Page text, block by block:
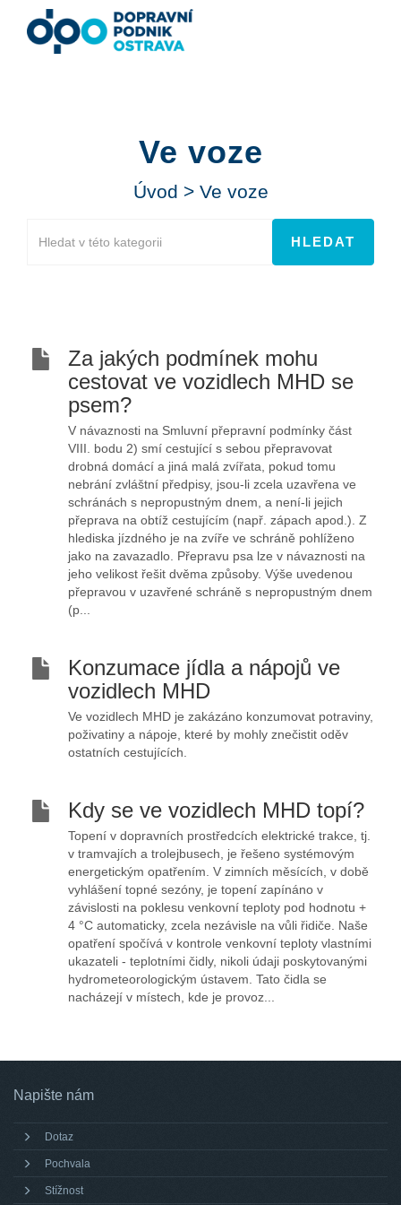
Ve voze
Úvod > Ve voze
Za jakých podmínek mohu
cestovat ve vozidlech MHD se
psem?
V návaznosti na Smluvní přepravní podmínky část
VIII. bodu 2) smí cestující s sebou přepravovat
drobná domácí a jiná malá zvířata, pokud tomu
nebrání zvláštní předpisy, jsou-li zcela uzavřena ve
schránách s nepropustným dnem, a není-li jejich
přeprava na obtíž cestujícím (např. zápach apod.). Z
hlediska jízdného je na zvíře ve schráně pohlíženo
jako na zavazadlo. Přepravu psa lze v návaznosti na
jeho velikost řešit dvěma způsoby. Výše uvedenou
přepravou v uzavřené schráně s nepropustným dnem
(p...
Konzumace jídla a nápojů ve
vozidlech MHD
Ve vozidlech MHD je zakázáno konzumovat potraviny,
poživatiny a nápoje, které by mohly znečistit oděv
ostatních cestujících.
Kdy se ve vozidlech MHD topí?
Topení v dopravních prostředcích elektrické trakce, tj.
v tramvajích a trolejbusech, je řešeno systémovým
energetickým opatřením. V zimních měsících, v době
vyhlášení topné sezóny, je topení zapínáno v
závislosti na poklesu venkovní teploty pod hodnotu +
4 °C automaticky, zcela nezávisle na vůli řidiče. Naše
opatření spočívá v kontrole venkovní teploty vlastními
ukazateli - teplotními čidly, nikoli údaji poskytovanými
hydrometeorologickým ústavem. Tato čidla se
nacházejí v místech, kde je provoz...
Napište nám
Dotaz
Pochvala
Stížnost